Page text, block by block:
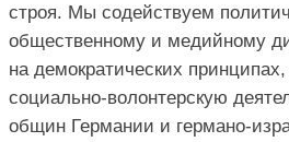
строя. Мы содействуем
общественному и медийному
на демократических
социально-волонтерскую
общин Германии и германо-